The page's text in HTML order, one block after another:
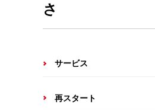
さ
サービス
再スタート